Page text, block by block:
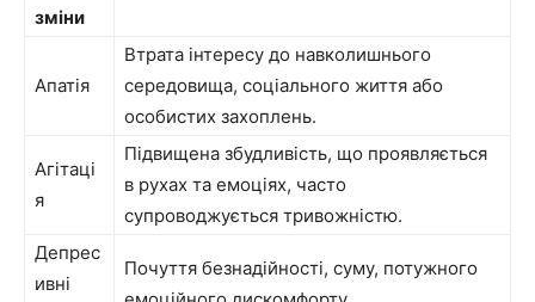
зміни
Апатія
Втрата інтересу до навколишнього
середовища, соціального життя або
особистих захоплень.
Агітаці
я
Підвищена збудливість, що проявляється
в рухах та емоціях, часто
супроводжується тривожністю.
Депрес
ивні
Почуття безнадійності, суму, потужного